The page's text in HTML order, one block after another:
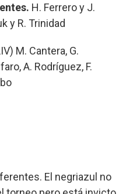
H. Ferrero y J.
y R. Trinidad
M. Cantera, G.
A. Rodríguez, F.
El negriazul no